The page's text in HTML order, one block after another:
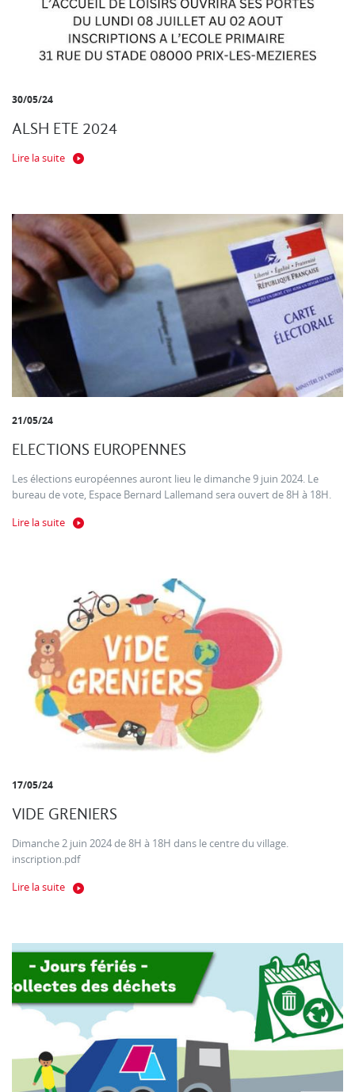
30/05/24
ALSH ETE 2024
Lire la suite
21/05/24
ELECTIONS EUROPENNES
Les élections européennes auront lieu le dimanche 9 juin 2024. Le
bureau de vote, Espace Bernard Lallemand sera ouvert de 8H à 18H.
Lire la suite
17/05/24
VIDE GRENIERS
Dimanche 2 juin 2024 de 8H à 18H dans le centre du village.
inscription.pdf
Lire la suite